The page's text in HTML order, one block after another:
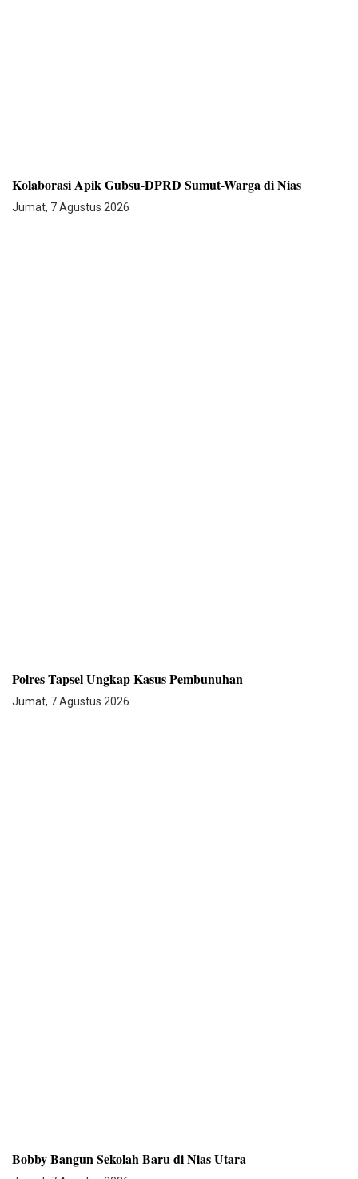
Kolaborasi Apik Gubsu-DPRD Sumut-Warga di Nias
Jumat, 7 Agustus 2026
Polres Tapsel Ungkap Kasus Pembunuhan
Jumat, 7 Agustus 2026
Bobby Bangun Sekolah Baru di Nias Utara